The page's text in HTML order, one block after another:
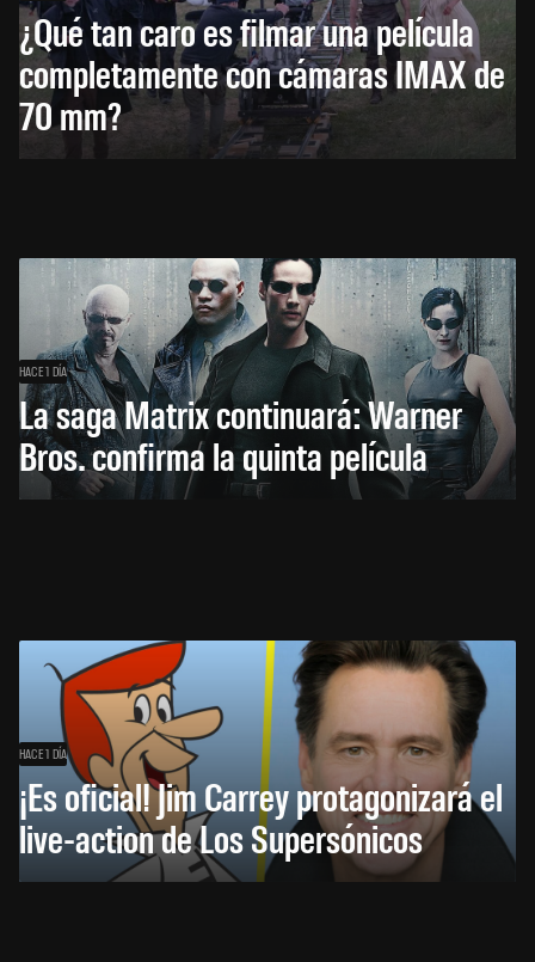
¿Qué tan caro es filmar una película
completamente con cámaras IMAX de
70 mm?
HACE 1 DÍA
La saga Matrix continuará: Warner
Bros. confirma la quinta película
HACE 1 DÍA
¡Es oficial! Jim Carrey protagonizará el
live-action de Los Supersónicos